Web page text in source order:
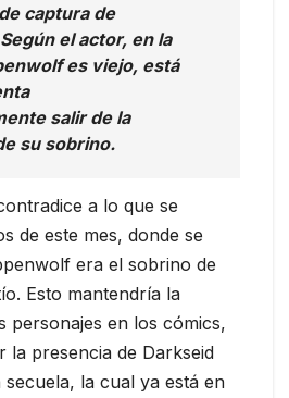
captura de
el actor, en la
es viejo, está
salir de la
su sobrino.
a lo que se
de este mes, donde se
era el sobrino de
Esto mantendría la
personajes en los cómics,
la presencia de Darkseid
la cual ya está en